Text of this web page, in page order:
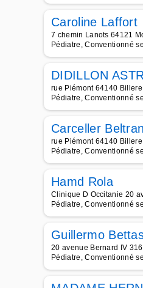
Caroline Laffort
7 chemin Lanots 64121
Pédiatre, Conventionné
DIDILLON
rue Piémont 64140
Pédiatre, Conventionné
Carceller
rue Piémont 64140
Pédiatre, Conventionné
Hamd Rola
Clinique D Occitanie 20
Pédiatre, Conventionné
Guillermo
20 avenue Bernard IV
Pédiatre, Conventionné